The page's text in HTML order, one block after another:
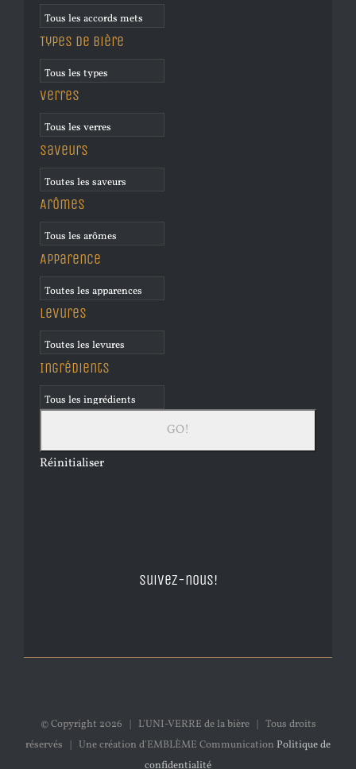
Types de bière
Verres
Saveurs
Arômes
Apparence
Levures
Ingrédients
Réinitialiser
Suivez-nous!
© Copyright 2026 | L'UNI-VERRE de la bière | Tous droits
réservés | Une création d'EMBLÈME Communication Politique de
confidentialité